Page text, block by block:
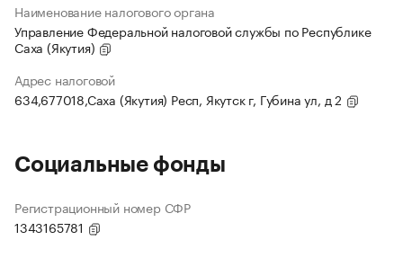
Наименование налогового органа
Управление Федеральной налоговой службы по Республике
Саха (Якутия)
Адрес налоговой
634,677018,Саха (Якутия) Респ, Якутск г, Губина ул, д 2
Социальные фонды
Регистрационный номер СФР
1343165781